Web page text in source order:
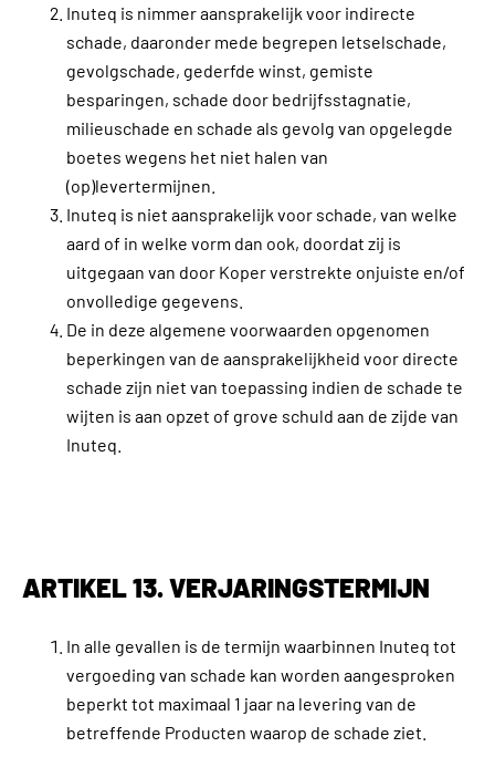
Inuteq is nimmer aansprakelijk voor indirecte
schade, daaronder mede begrepen letselschade,
gevolgschade, gederfde winst, gemiste
besparingen, schade door bedrijfsstagnatie,
milieuschade en schade als gevolg van opgelegde
boetes wegens het niet halen van
(op)levertermijnen.
Inuteq is niet aansprakelijk voor schade, van welke
aard of in welke vorm dan ook, doordat zij is
uitgegaan van door Koper verstrekte onjuiste en/of
onvolledige gegevens.
De in deze algemene voorwaarden opgenomen
beperkingen van de aansprakelijkheid voor directe
schade zijn niet van toepassing indien de schade te
wijten is aan opzet of grove schuld aan de zijde van
Inuteq.
ARTIKEL 13. VERJARINGSTERMIJN
In alle gevallen is de termijn waarbinnen Inuteq tot
vergoeding van schade kan worden aangesproken
beperkt tot maximaal 1 jaar na levering van de
betreffende Producten waarop de schade ziet.